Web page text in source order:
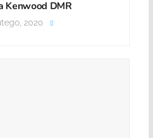
Kenwood DMR
2020